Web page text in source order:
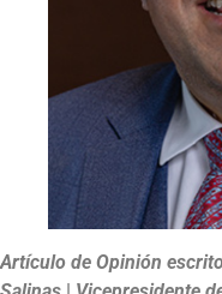
Artículo de Opinión